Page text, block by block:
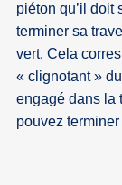
piéton qu’il doit
terminer sa
vert. Cela
« clignotant »
engagé dans la
pouvez